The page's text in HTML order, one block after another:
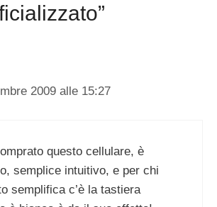
2009 alle 15:27
questo cellulare, è
semplice intuitivo, e per chi
semplifica c’è la tastiera